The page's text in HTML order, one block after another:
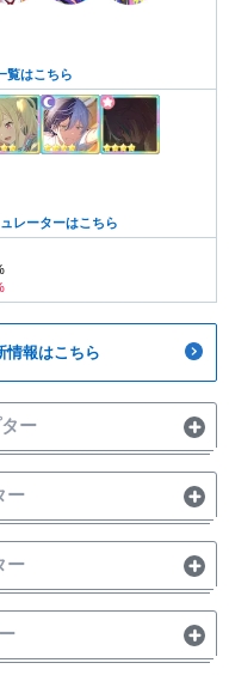
覧はこちら
レーターはこちら
情報はこちら
ー
ー
ー